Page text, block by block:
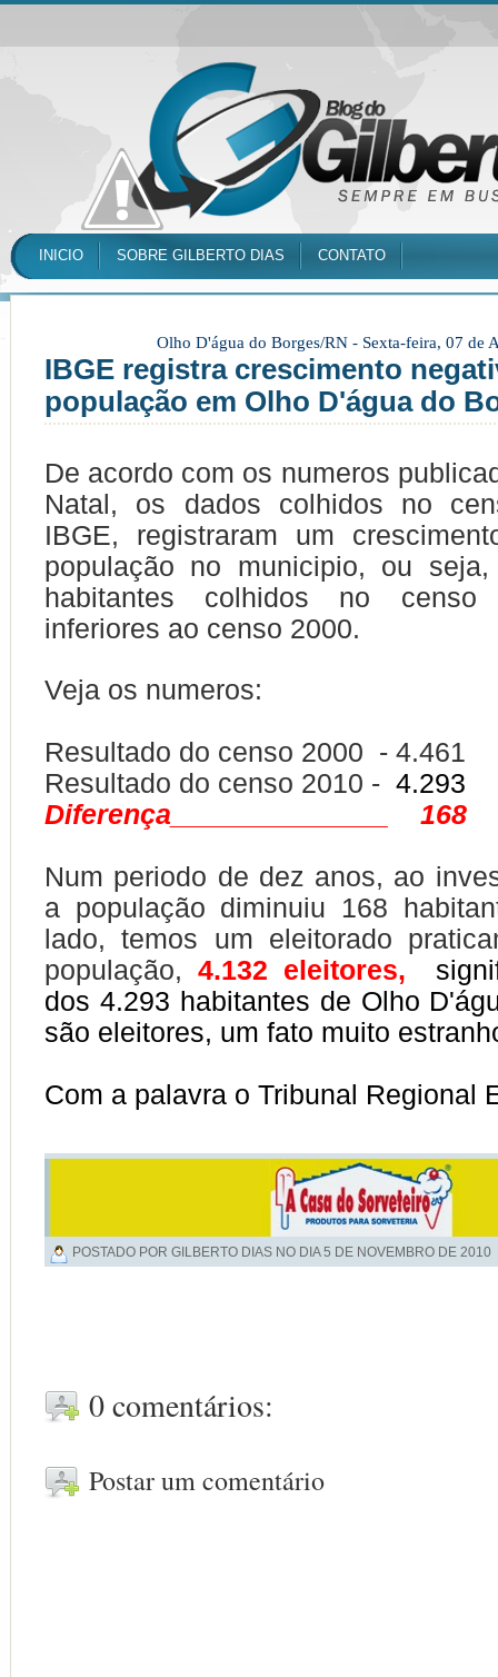
INICIO SOBRE GILBERTO DIAS CONTATO
Olho D'água do Borges/RN - Sexta-feira, 07 de
IBGE registra crescimento
população em Olho D'água do
De acordo com os numeros
Natal, os dados colhidos no
IBGE, registraram um
população no municipio, ou
habitantes colhidos no censo
inferiores ao censo 2000.
Veja os numeros:
Resultado do censo 2000 - 4.461
Resultado do censo 2010 - 4.293
Diferença______________ 168
Num periodo de dez anos, ao
a população diminuiu 168
lado, temos um eleitorado
população, 4.132 eleitores,
dos 4.293 habitantes de Olho
são eleitores, um fato muito
Com a palavra o Tribunal Regional
POSTADO POR GILBERTO DIAS NO DIA5 DE NOVEMBRO DE 2010
0 comentários:
Postar um comentário